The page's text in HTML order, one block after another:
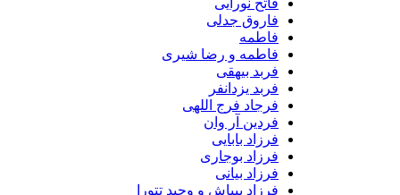
فاتح نورایی
فاروق جدلی
فاطمه و رضا شیری
فربد بیهقی
فربد یزدانفر
فرجاد فرج اللهی
فردین آر وان
فرزاد بابایی
فرزاد بوجاری
فرزاد بیانی
فرزاد بیباش و وحید تتورا